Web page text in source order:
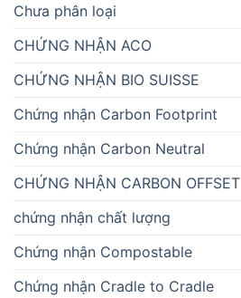
Chưa phân loại
CHỨNG NHẬN ACO
CHỨNG NHẬN BIO SUISSE
Chứng nhận Carbon Footprint
Chứng nhận Carbon Neutral
CHỨNG NHẬN CARBON OFFSET
chứng nhận chất lượng
Chứng nhận Compostable
Chứng nhận Cradle to Cradle